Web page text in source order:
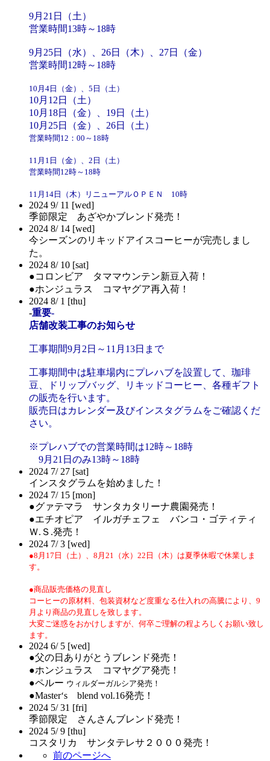
9月21日（土）
営業時間13時～18時
9月25日（水）、26日（木）、27日（金）
営業時間12時～18時
10月4日（金）、5日（土）
10月12日（土）
10月18日（金）、19日（土）
10月25日（金）、26日（土）
営業時間12：00～18時
11月1日（金）、2日（土）
営業時間12時～18時
11月14日（木）リニューアルＯＰＥＮ 10時
2024 9/ 11 [wed]
季節限定 あざやかブレンド発売！
2024 8/ 14 [wed]
今シーズンのリキッドアイスコーヒーが完売しまし
た。
2024 8/ 10 [sat]
●コロンビア タママウンテン新豆入荷！
●ホンジュラス コマヤグア再入荷！
2024 8/ 1 [thu]
-重要-
店舗改装工事のお知らせ
工事期間9月2日～11月13日まで
工事期間中は駐車場内にプレハブを設置して、珈琲
豆、ドリップバッグ、リキッドコーヒー、各種ギフト
の販売を行います。
販売日はカレンダー及びインスタグラムをご確認くだ
さい。
※プレハブでの営業時間は12時～18時
9月21日のみ13時～18時
2024 7/ 27 [sat]
インスタグラムを始めました！
2024 7/ 15 [mon]
●グァテマラ サンタカタリーナ農園発売！
●エチオピア イルガチェフェ バンコ・ゴティティ
Ｗ.Ｓ.発売！
2024 7/ 3 [wed]
●8月17 日（土）、8月21（水）22日（木）は夏季休暇で休業しま
す。
●商品販売価格の見直し
コーヒーの原材料、包装資材など度重なる仕入れの高騰により、9
月より商品の見直しを致します。
大変ご迷惑をおかけしますが、何卒ご理解の程よろしくお願い致し
ます。
2024 6/ 5 [wed]
●父の日ありがとうブレンド発売！
●ホンジュラス コマヤグア発売！
●ペルー ウィルダーガルシア発売！
●Master‘s blend vol.16発売！
2024 5/ 31 [fri]
季節限定 さんさんブレンド発売！
2024 5/ 9 [thu]
コスタリカ サンタテレサ２０００発売！
前のページへ